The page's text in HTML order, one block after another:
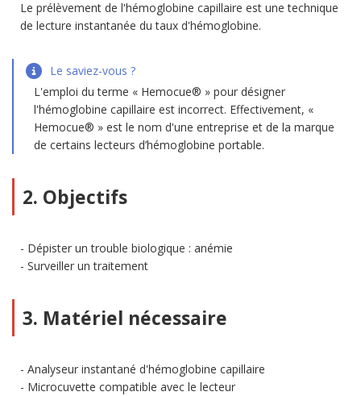
Le prélèvement de l'hémoglobine capillaire est une technique
de lecture instantanée du taux d'hémoglobine.
Le saviez-vous ?
L'emploi du terme « Hemocue® » pour désigner
l'hémoglobine capillaire est incorrect. Effectivement, «
Hemocue® » est le nom d'une entreprise et de la marque
de certains lecteurs d’hémoglobine portable.
2. Objectifs
Dépister un trouble biologique : anémie
Surveiller un traitement
3. Matériel nécessaire
Analyseur instantané d'hémoglobine capillaire
Microcuvette compatible avec le lecteur